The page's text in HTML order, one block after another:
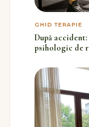
GHID TERAPIE
După
psihologic de